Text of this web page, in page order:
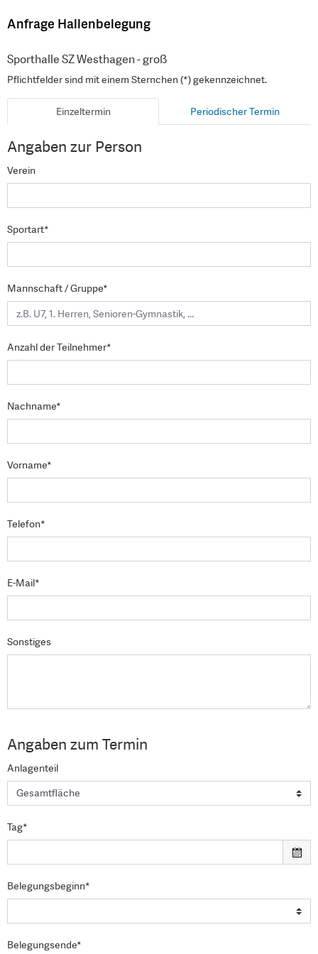
Anfrage Hallenbelegung
Sporthalle SZ Westhagen - groß
Pflichtfelder sind mit einem Sternchen (*) gekennzeichnet.
Einzeltermin Periodischer Termin
Angaben zur Person
Verein
Sportart*
Mannschaft / Gruppe*
Anzahl der Teilnehmer*
Nachname*
Vorname*
Telefon*
E-Mail*
Sonstiges
Angaben zum Termin
Anlagenteil
Tag*
Belegungsbeginn*
Belegungsende*